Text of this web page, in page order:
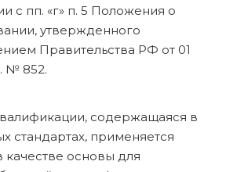
с пп. «г» п. 5 Положения о
утвержденного
Правительства РФ от 01
№ 852.
содержащаяся в
стандартах, применяется
качестве основы для